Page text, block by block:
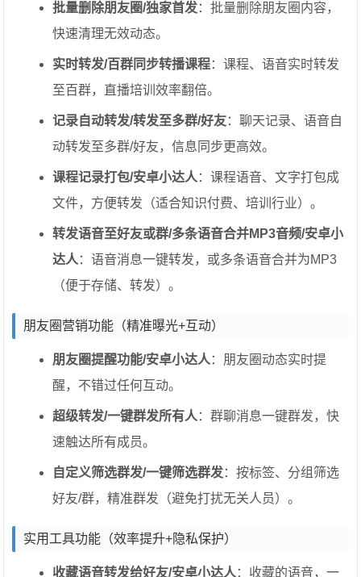
批量删除朋友圈/独家首发：批量删除朋友圈内容，
快速清理无效动态。
实时转发/百群同步转播课程：课程、语音实时转发
至百群，直播培训效率翻倍。
记录自动转发/转发至多群/好友：聊天记录、语音自
动转发至多群/好友，信息同步更高效。
课程记录打包/安卓小达人 ：课程语音、文字打包成
文件，方便转发（适合知识付费、培训行业）。
转发语音至好友或群/多条语音合并MP3音频/安卓小
达人 ：语音消息一键转发，或多条语音合并为MP3
（便于存储、转发）。
朋友圈营销功能（精准曝光+互动）
朋友圈提醒功能/安卓小达人 ：朋友圈动态实时提
醒，不错过任何互动。
超级转发/一键群发所有人 ：群聊消息一键群发，快
速触达所有成员。
自定义筛选群发/一键筛选群发：按标签、分组筛选
好友/群，精准群发（避免打扰无关人员）。
实用工具功能（效率提升+隐私保护）
收藏语音转发给好友/安卓小达人 ：收藏的语音，一